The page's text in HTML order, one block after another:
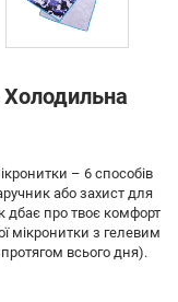
– 6 способів
або захист для
дбає про твоє комфорт
мікронитки з гелевим
всього дня).